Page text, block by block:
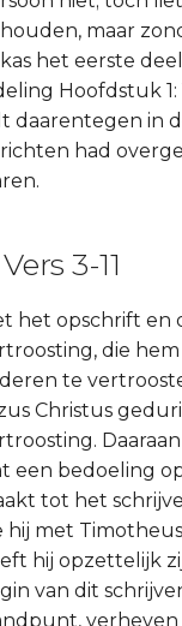
maar
het eerste
Hoofdstuk
daarentegen in
had
3-11
het opschrift en
die
te
Christus
een bedoeling
tot het
hij met
hij opzettelijk
van dit
verheven